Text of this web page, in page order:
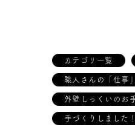
カテゴリ一覧
職人さんの「仕事
外壁しっくいのお
手づくりしました！